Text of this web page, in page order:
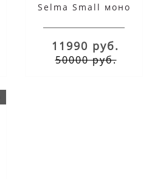
Selma Small моно
11990 руб.
50000 руб.